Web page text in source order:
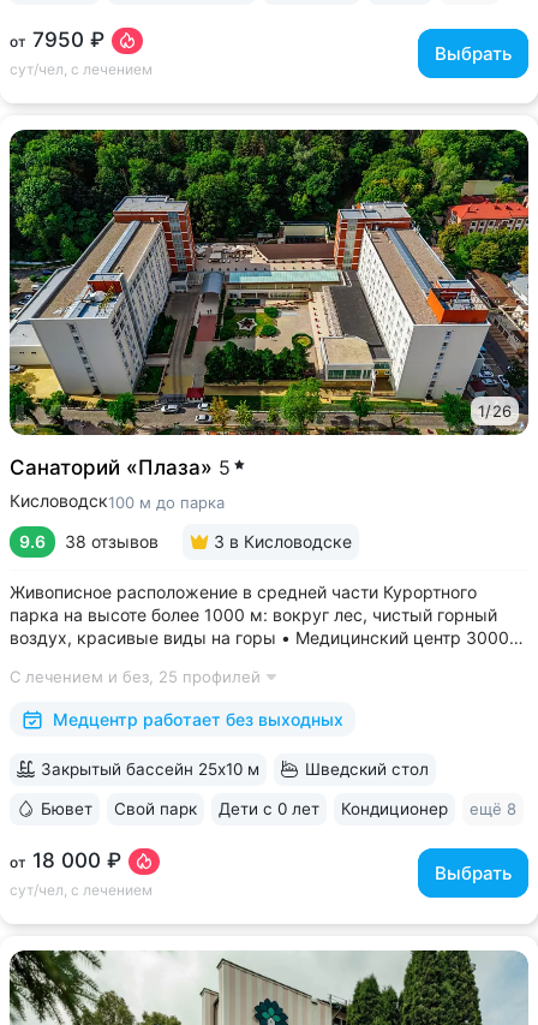
от 7950 ₽
сут/чел, с лечением
Выбрать
1/26
Санаторий «Плаза» 5
Кисловодск100 м до парка
9.6 38 отзывов 3 в Кисловодске
Живописное расположение в средней части Курортного
парка на высоте более 1000 м: вокруг лес, чистый горный
воздух, красивые виды на горы • Медицинский центр 3000
квалификации • Более 1000 видов диагностики и ДНК-
исследований. Есть диагностика...
С лечением и без, 25 профилей
Медцентр работает без выходных
от 18 000 ₽
сут/чел, с лечением
Выбрать
Закрытый бассейн 25x10 м Шведский стол
Бювет Свой парк Дети с 0 лет Кондиционер ещё 8